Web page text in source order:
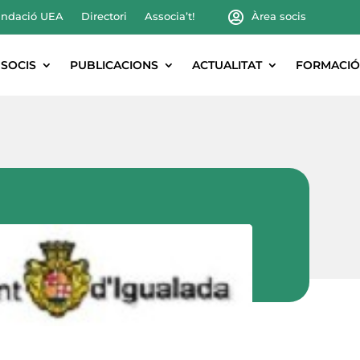
UEA Directori Associa’t! Àrea socis
SOCIS PUBLICACIONS ACTUALITAT FORMACIÓ